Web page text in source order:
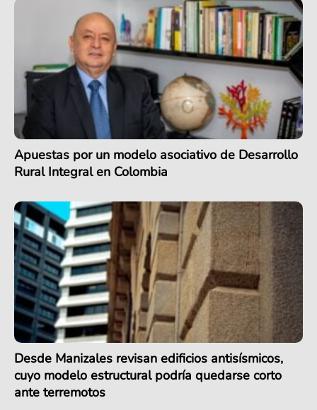
Apuestas por un modelo asociativo de Desarrollo
Rural Integral en Colombia
Desde Manizales revisan edificios antisísmicos,
cuyo modelo estructural podría quedarse corto
ante terremotos